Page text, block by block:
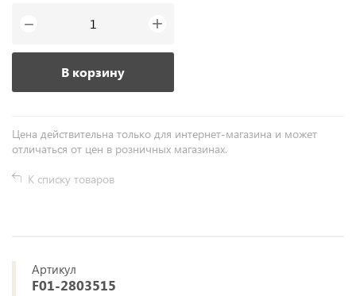
− +
В корзину
Цена действительна только для интернет-магазина и может
отличаться от цен в розничных магазинах.
К списку товаров
Артикул
F01-2803515